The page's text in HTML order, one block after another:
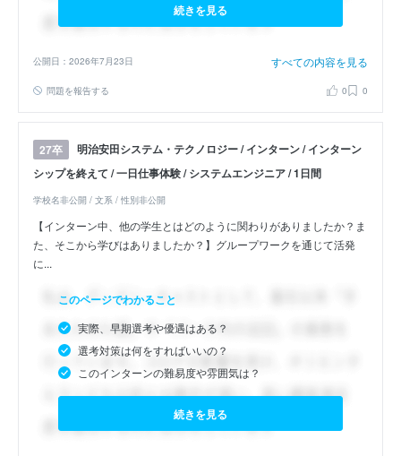
続きを見る
公開日：2026年7月23日 すべての内容を見る
問題を報告する 0 0
27卒
明治安田システム・テクノロジー / インターン / インターン
シップを終えて / 一日仕事体験 / システムエンジニア / 1日間
学校名非公開 / 文系 / 性別非公開
【インターン中、他の学生とはどのように関わりがありましたか？ま
た、そこから学びはありましたか？】グループワークを通じて活発
に...
このページでわかること
実際、早期選考や優遇はある？
選考対策は何をすればいいの？
このインターンの難易度や雰囲気は？
続きを見る